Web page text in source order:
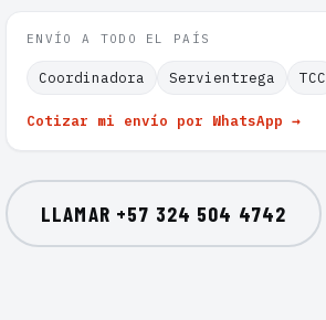
ENVÍO A TODO EL PAÍS
Coordinadora Servientrega TCC
Cotizar mi envío por WhatsApp →
LLAMAR +57 324 504 4742